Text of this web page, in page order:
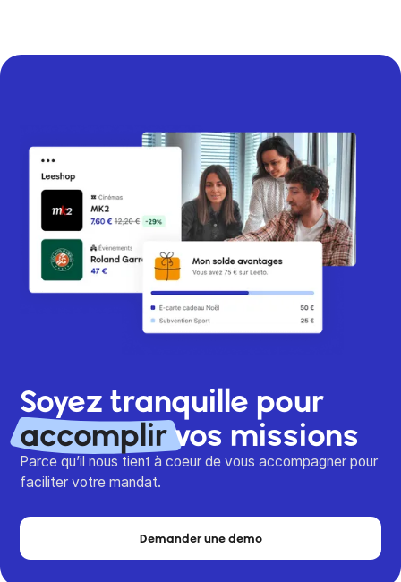
Soyez tranquille pour
accomplirvos missions
Parce qu’il nous tient à coeur de vous accompagner pour
faciliter votre mandat.
Demander une demo